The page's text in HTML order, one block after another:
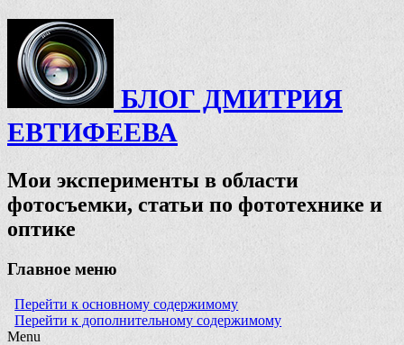
БЛОГ ДМИТРИЯ
ЕВТИФЕЕВА
Мои эксперименты в области
фотосъемки, статьи по фототехнике и
оптике
Главное меню
Перейти к основному содержимому
Перейти к дополнительному содержимому
Menu